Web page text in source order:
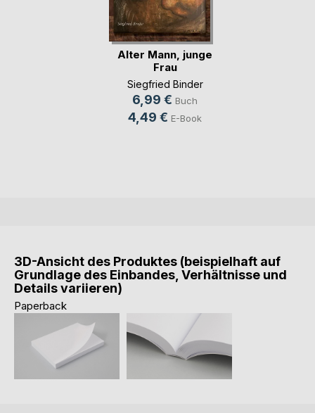
Alter Mann, junge
Frau
Siegfried Binder
6,99 € Buch
4,49 € E-Book
3D-Ansicht des Produktes (beispielhaft auf
Grundlage des Einbandes, Verhältnisse und
Details variieren)
Paperback